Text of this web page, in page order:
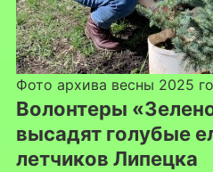
Фото архива весны 2025
Волонтеры
высадят голубые
летчиков Липецка